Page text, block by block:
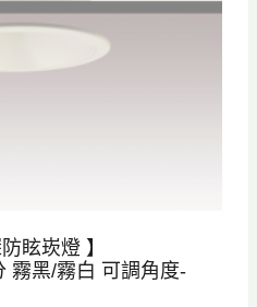
眩崁燈 】
霧黑/霧白 可調角度-